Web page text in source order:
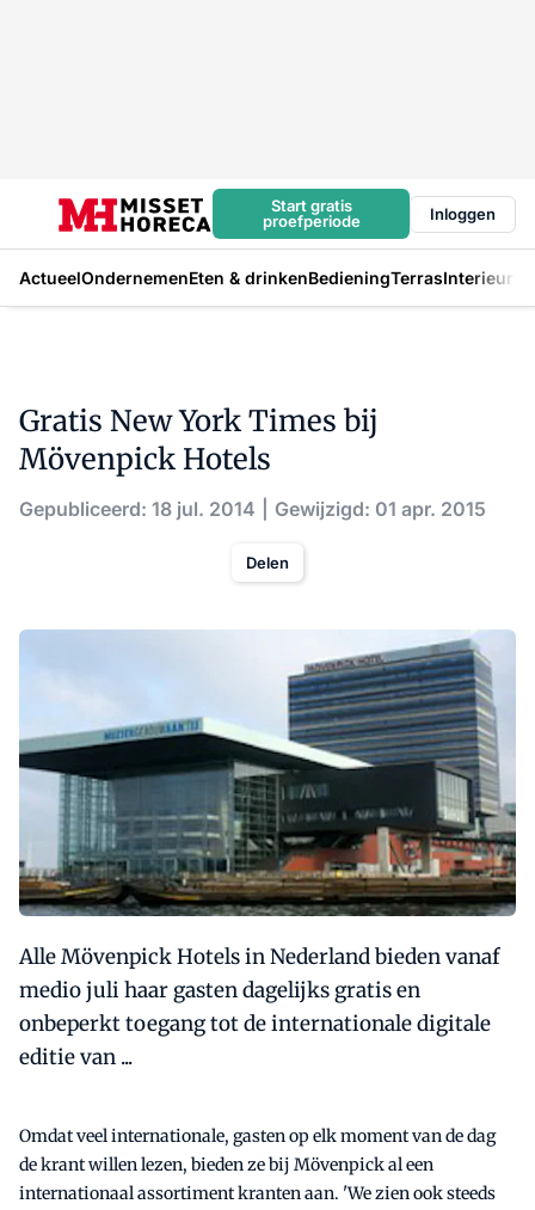
Start gratis
proefperiode
Inloggen
ActueelOndernemenEten & drinkenBedieningTerrasInterieur
Gratis New York Times bij
Mövenpick Hotels
Gepubliceerd: 18 jul. 2014 Gewijzigd: 01 apr. 2015
Delen
Alle Mövenpick Hotels in Nederland bieden vanaf
medio juli haar gasten dagelijks gratis en
onbeperkt toegang tot de internationale digitale
editie van ...
Omdat veel internationale, gasten op elk moment van de dag
de krant willen lezen, bieden ze bij Mövenpick al een
internationaal assortiment kranten aan. 'We zien ook steeds